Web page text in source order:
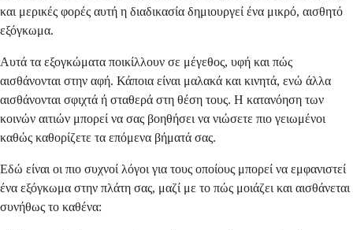
και μερικές φορές αυτή η διαδικασία δημιουργεί ένα μικρό, αισθητό
εξόγκωμα.
Αυτά τα εξογκώματα ποικίλλουν σε μέγεθος, υφή και πώς
αισθάνονται στην αφή. Κάποια είναι μαλακά και κινητά, ενώ άλλα
αισθάνονται σφιχτά ή σταθερά στη θέση τους. Η κατανόηση των
κοινών αιτιών μπορεί να σας βοηθήσει να νιώσετε πιο γειωμένοι
καθώς καθορίζετε τα επόμενα βήματά σας.
Εδώ είναι οι πιο συχνοί λόγοι για τους οποίους μπορεί να εμφανιστεί
ένα εξόγκωμα στην πλάτη σας, μαζί με το πώς μοιάζει και αισθάνεται
συνήθως το καθένα: